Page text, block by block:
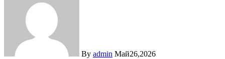
By admin Май26,2026